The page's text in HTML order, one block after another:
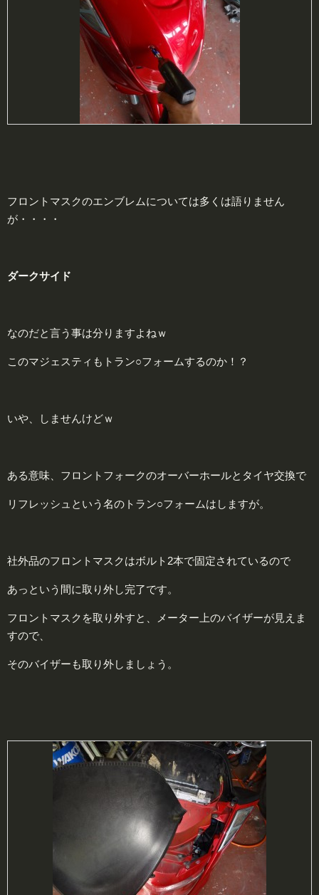
フロントマスクのエンブレムについては多くは語りません
が・・・・
ダークサイド
なのだと言う事は分りますよねｗ
このマジェスティもトラン○フォームするのか！？
いや、しませんけどｗ
ある意味、フロントフォークのオーバーホールとタイヤ交換で
リフレッシュという名のトラン○フォームはしますが。
社外品のフロントマスクはボルト2本で固定されているので
あっという間に取り外し完了です。
フロントマスクを取り外すと、メーター上のバイザーが見えま
すので、
そのバイザーも取り外しましょう。